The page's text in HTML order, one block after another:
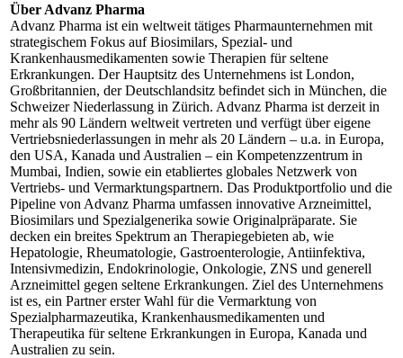
Über Advanz Pharma
Advanz Pharma ist ein weltweit tätiges Pharmaunternehmen mit
strategischem Fokus auf Biosimilars, Spezial- und
Krankenhausmedikamenten sowie Therapien für seltene
Erkrankungen. Der Hauptsitz des Unternehmens ist London,
Großbritannien, der Deutschlandsitz befindet sich in München, die
Schweizer Niederlassung in Zürich. Advanz Pharma ist derzeit in
mehr als 90 Ländern weltweit vertreten und verfügt über eigene
Vertriebsniederlassungen in mehr als 20 Ländern – u.a. in Europa,
den USA, Kanada und Australien – ein Kompetenzzentrum in
Mumbai, Indien, sowie ein etabliertes globales Netzwerk von
Vertriebs- und Vermarktungspartnern. Das Produktportfolio und die
Pipeline von Advanz Pharma umfassen innovative Arzneimittel,
Biosimilars und Spezialgenerika sowie Originalpräparate. Sie
decken ein breites Spektrum an Therapiegebieten ab, wie
Hepatologie, Rheumatologie, Gastroenterologie, Antiinfektiva,
Intensivmedizin, Endokrinologie, Onkologie, ZNS und generell
Arzneimittel gegen seltene Erkrankungen. Ziel des Unternehmens
ist es, ein Partner erster Wahl für die Vermarktung von
Spezialpharmazeutika, Krankenhausmedikamenten und
Therapeutika für seltene Erkrankungen in Europa, Kanada und
Australien zu sein.